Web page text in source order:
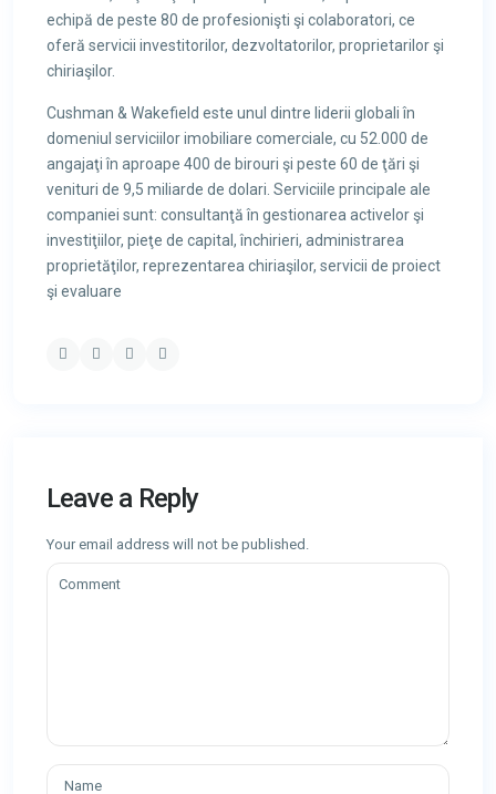
echipă de peste 80 de profesionişti şi colaboratori, ce
oferă servicii investitorilor, dezvoltatorilor, proprietarilor şi
chiriaşilor.
Cushman & Wakefield este unul dintre liderii globali în
domeniul serviciilor imobiliare comerciale, cu 52.000 de
angajaţi în aproape 400 de birouri şi peste 60 de ţări şi
venituri de 9,5 miliarde de dolari. Serviciile principale ale
companiei sunt: consultanţă în gestionarea activelor şi
investiţiilor, pieţe de capital, închirieri, administrarea
proprietăţilor, reprezentarea chiriaşilor, servicii de proiect
şi evaluare
Leave a Reply
Your email address will not be published.